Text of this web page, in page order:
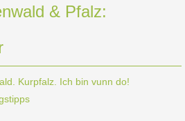
& Pfalz: